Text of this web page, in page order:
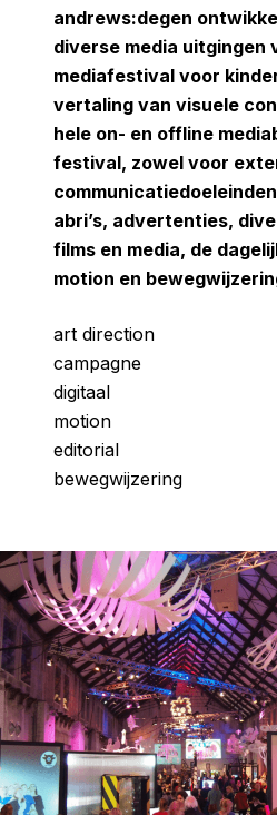
andrews:degen
diverse media
mediafestival voor
vertaling van visuele
hele on- en offline
festival, zowel voor
abri’s, advertenties,
films en media, de
motion en
art direction
campagne
digitaal
motion
editorial
bewegwijzering